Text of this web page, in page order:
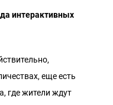
интерактивных
еще есть
где жители ждут